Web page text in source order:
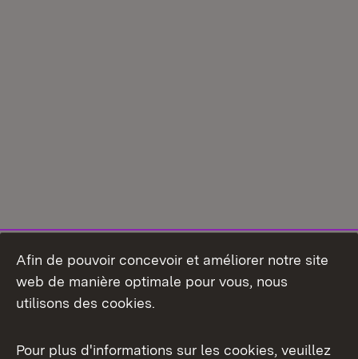
Afin de pouvoir concevoir et améliorer notre site
web de manière optimale pour vous, nous
utilisons des cookies.
Pour plus d'informations sur les cookies, veuillez